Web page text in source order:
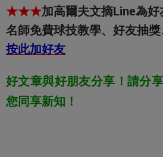
★★★加高爾夫文摘Line為
名師免費球技教學、好友抽獎
按此加好友
好文章與好朋友分享！請分
您同享新知！